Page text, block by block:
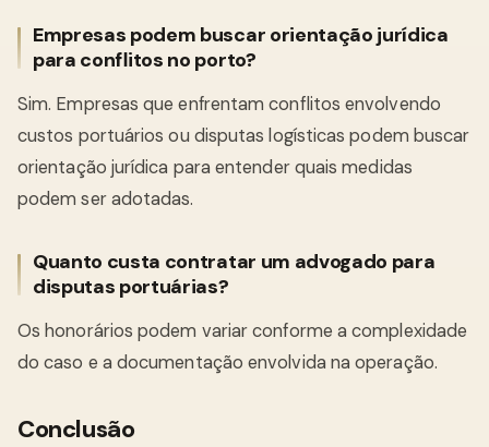
Empresas podem buscar orientação jurídica
para conflitos no porto?
Sim. Empresas que enfrentam conflitos envolvendo
custos portuários ou disputas logísticas podem buscar
orientação jurídica para entender quais medidas
podem ser adotadas.
Quanto custa contratar um advogado para
disputas portuárias?
Os honorários podem variar conforme a complexidade
do caso e a documentação envolvida na operação.
Conclusão